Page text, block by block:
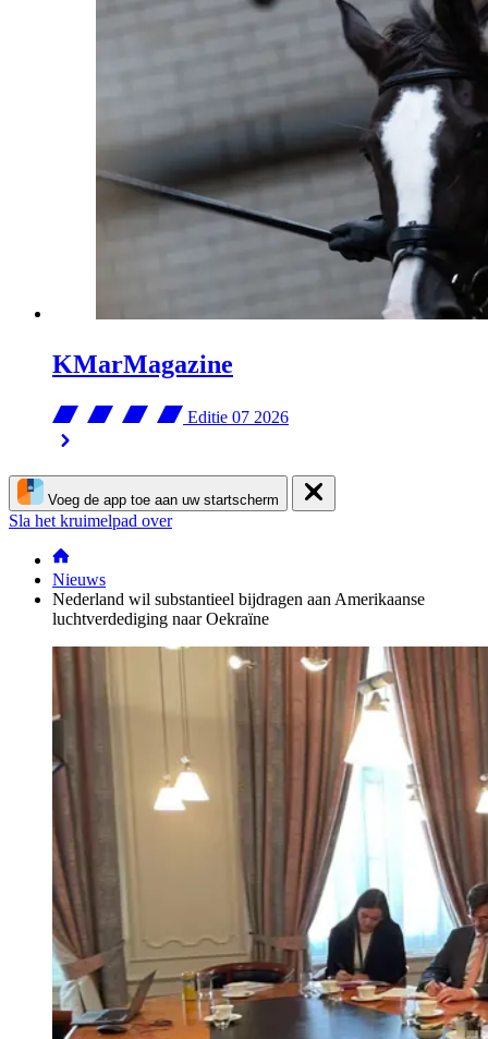
KMarMagazine
Editie 07 2026
Voeg de app toe aan uw startscherm
Sla het kruimelpad over
Nieuws
Nederland wil substantieel bijdragen aan Amerikaanse
luchtverdediging naar Oekraïne